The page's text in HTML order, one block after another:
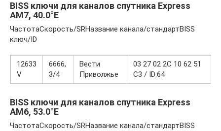
BISS ключи для каналов спутника Express
AM7, 40.0°E
ЧастотаСкорость/SRНазвание канала/стандартBISS
ключ/ID
12633
V
6666,
3/4
Вести
Приволжье
03 27 02 2C 10 62 51
C3 / ID:64
BISS ключи для каналов спутника Express
AM6, 53.0°E
ЧастотаСкорость/SRНазвание канала/стандартBISS